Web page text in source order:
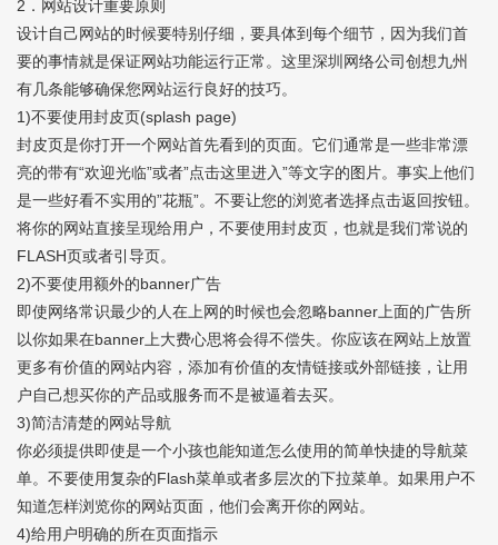
2．网站设计重要原则
设计自己网站的时候要特别仔细，要具体到每个细节，因为我们首
要的事情就是保证网站功能运行正常。这里深圳网络公司创想九州
有几条能够确保您网站运行良好的技巧。
1)不要使用封皮页(splash page)
封皮页是你打开一个网站首先看到的页面。它们通常是一些非常漂
亮的带有“欢迎光临”或者”点击这里进入”等文字的图片。事实上他们
是一些好看不实用的”花瓶”。不要让您的浏览者选择点击返回按钮。
将你的网站直接呈现给用户，不要使用封皮页，也就是我们常说的
FLASH页或者引导页。
2)不要使用额外的banner广告
即使网络常识最少的人在上网的时候也会忽略banner上面的广告所
以你如果在banner上大费心思将会得不偿失。你应该在网站上放置
更多有价值的网站内容，添加有价值的友情链接或外部链接，让用
户自己想买你的产品或服务而不是被逼着去买。
3)简洁清楚的网站导航
你必须提供即使是一个小孩也能知道怎么使用的简单快捷的导航菜
单。不要使用复杂的Flash菜单或者多层次的下拉菜单。如果用户不
知道怎样浏览你的网站页面，他们会离开你的网站。
4)给用户明确的所在页面指示